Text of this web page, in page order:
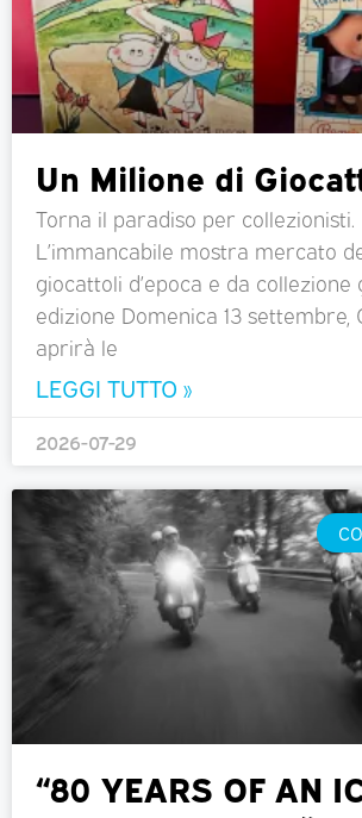
Un Milione di
Torna il paradiso per collezionisti.
L’immancabile mostra mercato
giocattoli d’epoca e da collezione
edizione Domenica 13 settembre,
aprirà le
LEGGI TUTTO »
2026-07-29
“80 YEARS OF AN